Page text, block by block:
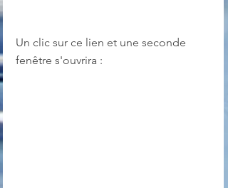
Un clic sur ce lien et une seconde
fenêtre s'ouvrira :